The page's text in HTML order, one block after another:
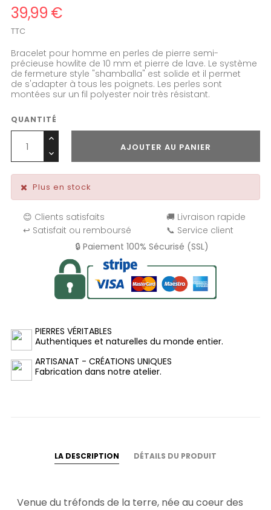
39,99 €
TTC
Bracelet pour homme en perles de pierre semi-
précieuse howlite de 10 mm et pierre de lave. Le système
de fermeture style "shamballa" est solide et il permet
de s'adapter à tous les poignets. Les perles sont
montées sur un fil polyester noir très résistant.
QUANTITÉ
AJOUTER AU PANIER
Plus en stock
😊 Clients satisfaits
🚚 Livraison rapide
↩️ Satisfait ou remboursé
📞 Service client
🔒 Paiement 100% Sécurisé (SSL)
PIERRES VÉRITABLES
Authentiques et naturelles du monde entier.
ARTISANAT - CRÉATIONS UNIQUES
Fabrication dans notre atelier.
LA DESCRIPTION DÉTAILS DU PRODUIT
Venue du tréfonds de la terre, née au coeur des